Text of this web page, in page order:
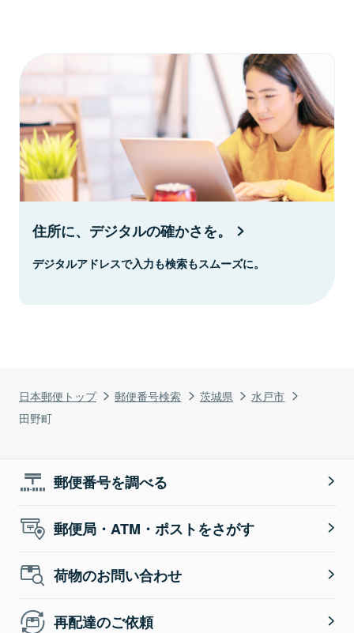
日本郵便トップ 郵便番号検索 茨城県
水戸市
田野町
住所に、デジタルの確かさを。
デジタルアドレスで入力も検索もスムーズに。
郵便番号を調べる
郵便局・ATM・ポストをさがす
荷物のお問い合わせ
再配達のご依頼